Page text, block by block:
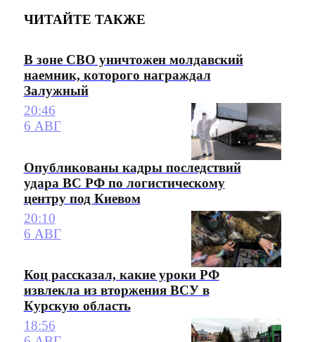
ЧИТАЙТЕ ТАКЖЕ
В зоне СВО уничтожен молдавский
наемник, которого награждал
Залужный
20:46
6 АВГ
Опубликованы кадры последствий
удара ВС РФ по логистическому
центру под Киевом
20:10
6 АВГ
Коц рассказал, какие уроки РФ
извлекла из вторжения ВСУ в
Курскую область
18:56